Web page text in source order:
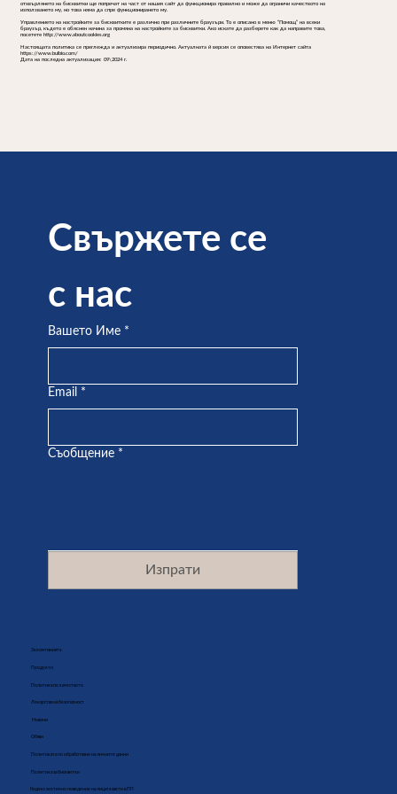
отхвърлянето на бисквитки ще попречат на част от нашия сайт да функционира правилно и може да ограничи качеството на
използването му, но това няма да спре функционирането му.
Управлението на настройките за бисквитките е различно при различните браузъри. То е описано в меню “Помощ” на всеки
браузър, където е обяснен начина за промяна на настройките за бисквитки. Ако искате да разберете как да направите това,
посетете http://www.aboutcookies.org
Настоящата политика се преглежда и актуализира периодично. Актуалната й версия се оповестява на Интернет сайта
https://www.bulbio.com/
Дата на последна актуализация: 09\2024 г.
Свържете се
с нас
Вашето Име *
Email *
Съобщение *
Изпрати
За компанията
Продукти
Политика по качеството
Лекарствена безопасност
Новини
Обяви
Политиката по обработване на личните данни
Политика за бисквитки
Кодекс за етично поведение на лицата заети в ПП